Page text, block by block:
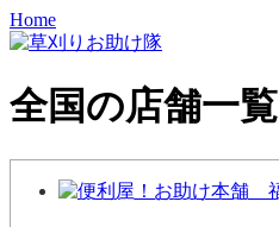
Home
全国の店舗一覧